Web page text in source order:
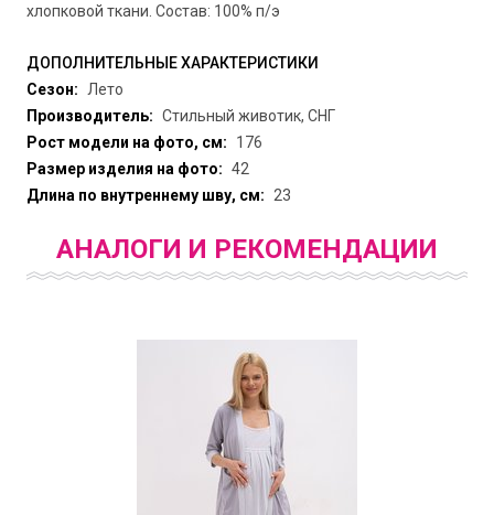
хлопковой ткани. Состав: 100% п/э
ДОПОЛНИТЕЛЬНЫЕ ХАРАКТЕРИСТИКИ
Сезон:
Лето
Производитель: Стильный животик, СНГ
Рост модели на фото, см:
176
Размер изделия на фото: 42
Длина по внутреннему шву, см:
23
АНАЛОГИ И РЕКОМЕНДАЦИИ